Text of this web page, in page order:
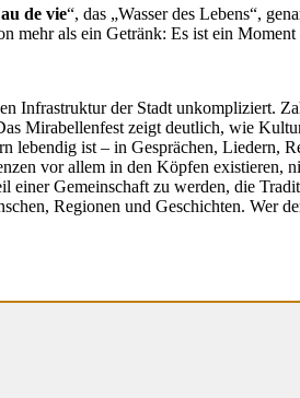
de vie“, das „Wasser des Lebens“,
mehr als ein Getränk: Es ist ein
Infrastruktur der Stadt unkompliziert.
Mirabellenfest zeigt deutlich, wie
lebendig ist – in Gesprächen,
vor allem in den Köpfen existieren,
Gemeinschaft zu werden, die
Regionen und Geschichten. Wer